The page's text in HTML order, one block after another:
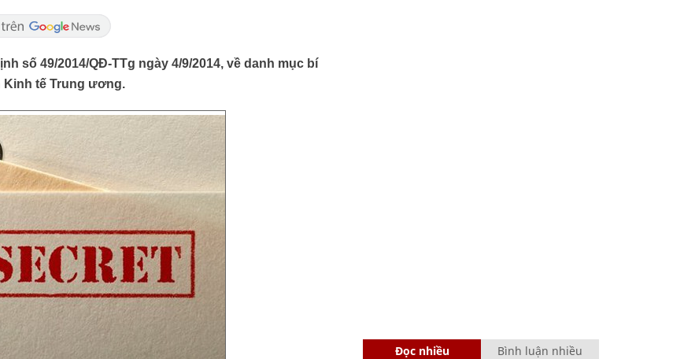
số 49/2014/QĐ-TTg ngày 4/9/2014, về danh mục bí
Kinh tế Trung ương.
Đọc nhiều Bình luận nhiều